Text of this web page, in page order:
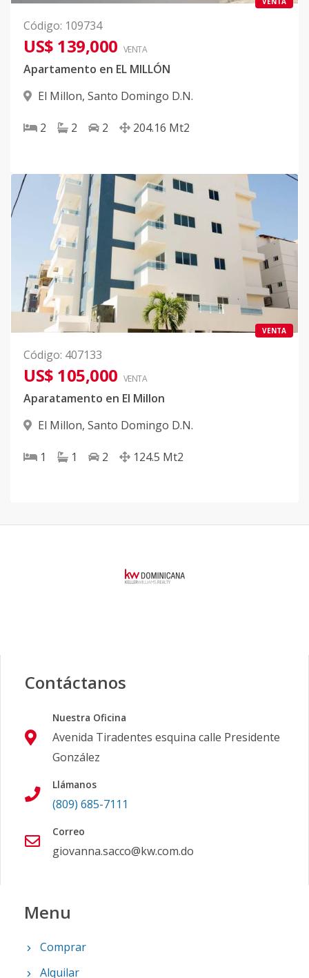
Código: 109734
US$ 139,000 VENTA
Apartamento en EL MILLÓN
El Millon, Santo Domingo D.N.
2 2 2 204.16 Mt2
VENTA
Código: 407133
US$ 105,000 VENTA
Aparatamento en El Millon
El Millon, Santo Domingo D.N.
1 1 2 124.5 Mt2
Contáctanos
Nuestra Oficina
Avenida Tiradentes esquina calle Presidente
González
Llámanos
(809) 685-7111
Correo
giovanna.sacco@kw.com.do
Menu
Comprar
Alquilar